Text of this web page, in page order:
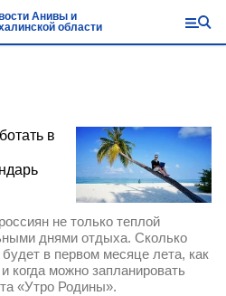
Анивы и
области
в
не только теплой
днями отдыха. Сколько
в первом месяце лета, как
когда можно запланировать
«Утро Родины».